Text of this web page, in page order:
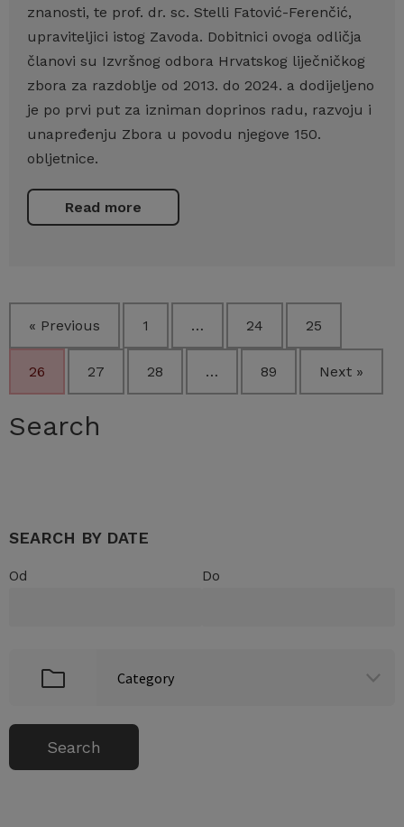
znanosti, te prof. dr. sc. Stelli Fatović-Ferenčić,
upraviteljici istog Zavoda. Dobitnici ovoga odličja
članovi su Izvršnog odbora Hrvatskog liječničkog
zbora za razdoblje od 2013. do 2024. a dodijeljeno
je po prvi put za izniman doprinos radu, razvoju i
unapređenju Zbora u povodu njegove 150.
obljetnice.
Read more
« Previous 1 … 24 25
26 27 28 … 89 Next »
Search
SEARCH BY DATE
Od Do